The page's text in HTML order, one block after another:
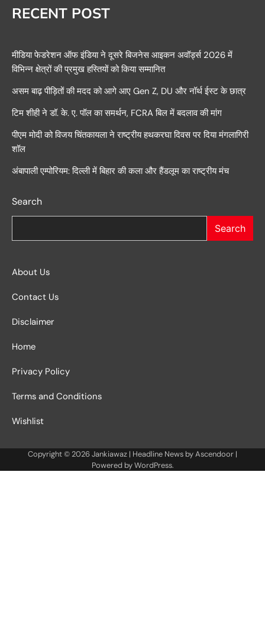
RECENT POST
मीडिया फेडरेशन ऑफ इंडिया ने दूसरे बिजनेस आइकन अवॉर्ड्स 2026 में
विभिन्न क्षेत्रों की प्रमुख हस्तियों को किया सम्मानित
असम बाढ़ पीड़ितों की मदद को आगे आए Gen Z, DU और नॉर्थ ईस्ट के छात्र
टिम शीही ने डॉ. के. ए. पॉल का समर्थन, FCRA बिल में बदलाव की मांग
पीएम मोदी को विजय चिंतकायला ने राष्ट्रीय हथकरघा दिवस पर दिया मंगलागिरी
शॉल
अंबापाली एम्पोरियम: दिल्ली में बिहार की कला और हैंडलूम का राष्ट्रीय मंच
Search
Search
About Us
Contact Us
Disclaimer
Home
Privacy Policy
Terms and Conditions
Wishlist
Copyright © 2026Jankiawaz | Headline News byAscendoor |
Powered byWordPress.